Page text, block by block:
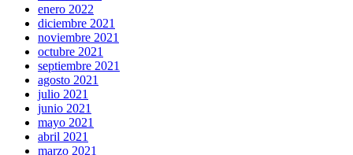
enero 2022
diciembre 2021
noviembre 2021
octubre 2021
septiembre 2021
agosto 2021
julio 2021
junio 2021
mayo 2021
abril 2021
marzo 2021